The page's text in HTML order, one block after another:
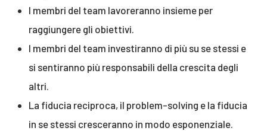
I membri del team lavoreranno insieme per
raggiungere gli obiettivi.
I membri del team investiranno di più su se stessi e
si sentiranno più responsabili della crescita degli
altri.
La fiducia reciproca, il problem-solving e la fiducia
in se stessi cresceranno in modo esponenziale.